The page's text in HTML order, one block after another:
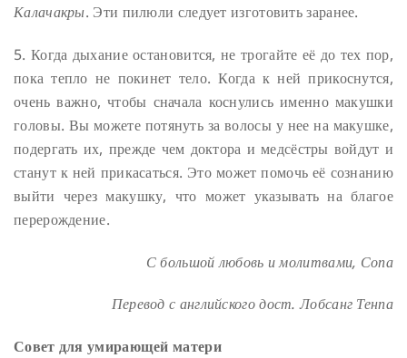
Калачакры. Эти пилюли следует изготовить заранее.
5. Когда дыхание остановится, не трогайте её до тех пор,
пока тепло не покинет тело. Когда к ней прикоснутся,
очень важно, чтобы сначала коснулись именно макушки
головы. Вы можете потянуть за волосы у нее на макушке,
подергать их, прежде чем доктора и медсёстры войдут и
станут к ней прикасаться. Это может помочь её сознанию
выйти через макушку, что может указывать на благое
перерождение.
С большой любовь и молитвами, Сопа
Перевод с английского дост. Лобсанг Тенпа
Совет для умирающей матери